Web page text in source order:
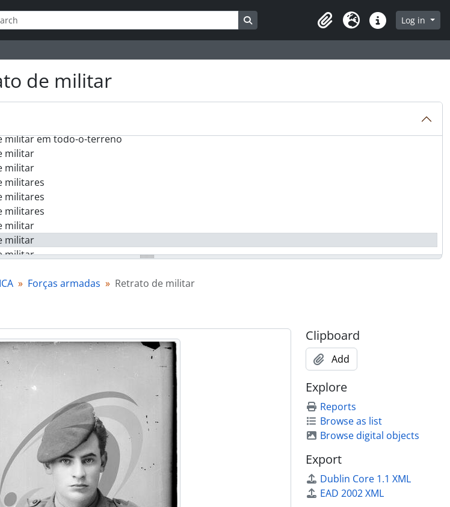
Search in browse page
ClipboardLanguageQuick linksLog in
de militar
militar
militar
militar
militar em todo-o-terreno
militar
militar
militares
militares
militares
militar
militar
militar
militar
militar
militar
militar
militar
militar a cavalo
militar a cavalo
militar
militar
militar
militar
marinheiro
militar
militar
Forças armadas Retrato de militar
Clipboard
Add
Explore
Reports
Browse as list
Browse digital objects
Export
Dublin Core 1.1 XML
EAD 2002 XML